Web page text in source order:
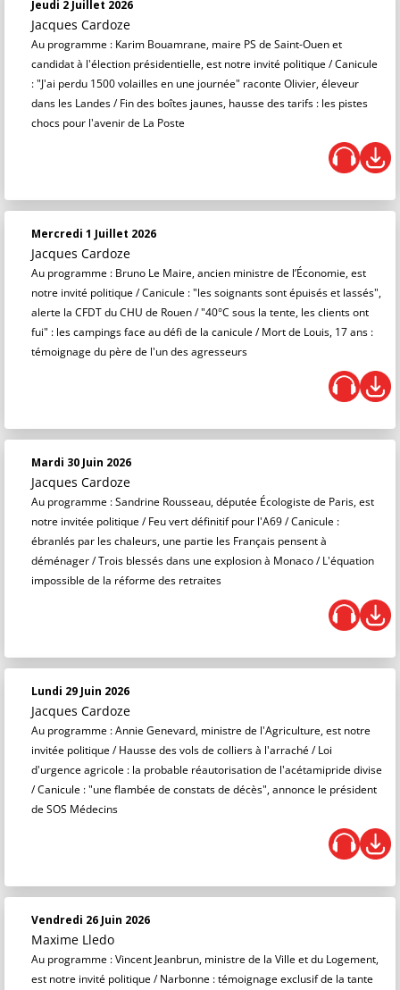
Jeudi 2 Juillet 2026
Jacques Cardoze
Au programme : Karim Bouamrane, maire PS de Saint-Ouen et
candidat à l'élection présidentielle, est notre invité politique / Canicule
: "J'ai perdu 1500 volailles en une journée" raconte Olivier, éleveur
dans les Landes / Fin des boîtes jaunes, hausse des tarifs : les pistes
chocs pour l'avenir de La Poste
Mercredi 1 Juillet 2026
Jacques Cardoze
Au programme : Bruno Le Maire, ancien ministre de l’Économie, est
notre invité politique / Canicule : "les soignants sont épuisés et lassés",
alerte la CFDT du CHU de Rouen / "40°C sous la tente, les clients ont
fui" : les campings face au défi de la canicule / Mort de Louis, 17 ans :
témoignage du père de l'un des agresseurs
Mardi 30 Juin 2026
Jacques Cardoze
Au programme : Sandrine Rousseau, députée Écologiste de Paris, est
notre invitée politique / Feu vert définitif pour l'A69 / Canicule :
ébranlés par les chaleurs, une partie les Français pensent à
déménager / Trois blessés dans une explosion à Monaco / L'équation
impossible de la réforme des retraites
Lundi 29 Juin 2026
Jacques Cardoze
Au programme : Annie Genevard, ministre de l'Agriculture, est notre
invitée politique / Hausse des vols de colliers à l'arraché / Loi
d'urgence agricole : la probable réautorisation de l'acétamipride divise
/ Canicule : "une flambée de constats de décès", annonce le président
de SOS Médecins
Vendredi 26 Juin 2026
Maxime Lledo
Au programme : Vincent Jeanbrun, ministre de la Ville et du Logement,
est notre invité politique / Narbonne : témoignage exclusif de la tante